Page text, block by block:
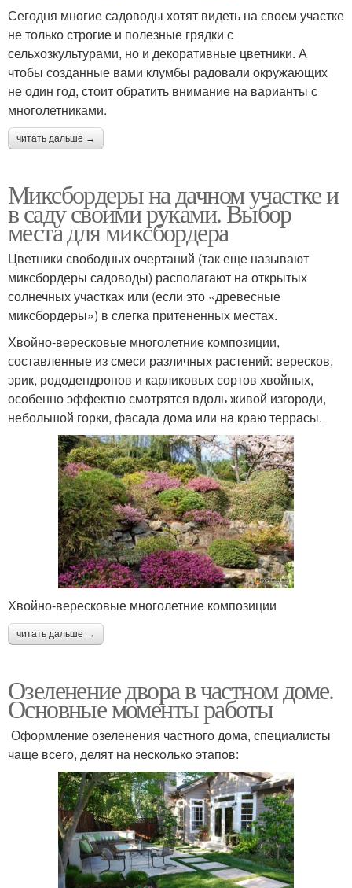
Сегодня многие садоводы хотят видеть на своем участке
не только строгие и полезные грядки с
сельхозкультурами, но и декоративные цветники. А
чтобы созданные вами клумбы радовали окружающих
не один год, стоит обратить внимание на варианты с
многолетниками.
читать дальше →
Миксбордеры на дачном участке и
в саду своими руками. Выбор
места для миксбордера
Цветники свободных очертаний (так еще называют
миксбордеры садоводы) располагают на открытых
солнечных участках или (если это «древесные
миксбордеры») в слегка притененных местах.
Хвойно-вересковые многолетние композиции,
составленные из смеси различных растений: вересков,
эрик, рододендронов и карликовых сортов хвойных,
особенно эффектно смотрятся вдоль живой изгороди,
небольшой горки, фасада дома или на краю террасы.
Хвойно-вересковые многолетние композиции
читать дальше →
Озеленение двора в частном доме.
Основные моменты работы
Оформление озеленения частного дома, специалисты
чаще всего, делят на несколько этапов: